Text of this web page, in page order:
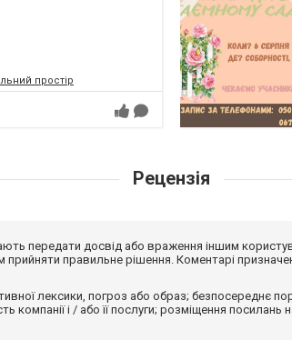
простір
Рецензія
передати досвід або враження іншим
правильне рішення. Коментарі
лексики, погроз або образ; безпосереднє
компанії і / або її послуги; розміщення посилань